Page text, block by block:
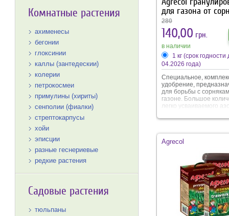
Комнатные растения
ахименесы
бегонии
глоксинии
каллы (зантедескии)
колерии
петрокосмеи
примулины (хириты)
сенполии (фиалки)
стрептокарпусы
хойи
эписции
разные геснериевые
редкие растения
Садовые растения
тюльпаны
для газона от
280
140,00 грн.
в наличии
1 кг (срок годности
04.2026 года)
Специальное,
удобрение,
для борьбы с
газоне. Большое
легко усваиваемого
стимулирует активный
подавляется рост
Благодаря специфике,
использовании.
Agrecol